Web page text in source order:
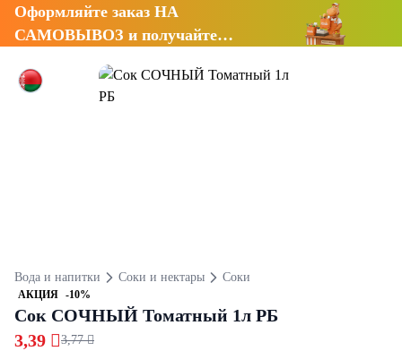
Оформляйте заказ НА
САМОВЫВОЗ и получайте
Вода и напитки Соки и нектары Соки
АКЦИЯ -10%
Сок СОЧНЫЙ Томатный 1л РБ
3,39 3,77 